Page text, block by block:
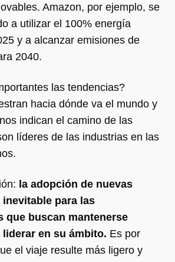
Amazon, por ejemplo, se
a utilizar el 100% energía
y a alcanzar emisiones de
2040.
las tendencias?
hacia dónde va el mundo y
indican el camino de las
líderes de las industrias en las
la adopción de nuevas
para las
que buscan mantenerse
en su ámbito. Es por
el viaje resulte más ligero y